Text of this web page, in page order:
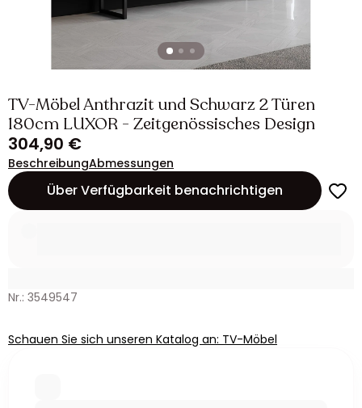
TV-Möbel Anthrazit und Schwarz 2 Türen
180cm LUXOR - Zeitgenössisches Design
304,90 €
BeschreibungAbmessungen
Über Verfügbarkeit benachrichtigen
Nr.: 3549547
Schauen Sie sich unseren Katalog an: TV-Möbel